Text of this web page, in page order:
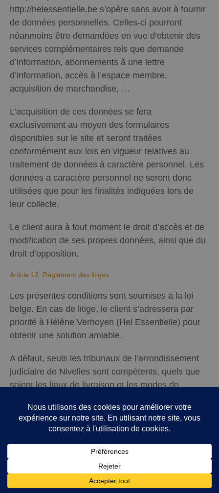
http://helessentielle.be s’opère sans avoir à fournir
de données personnelles. Celles-ci pourront
néanmoins être demandées en vue d’obtenir des
services complémentaires tels que demande
d’information, abonnements à une lettre
d’information, accès à l’espace membre,
acquisition de marchandise, …
L’acquisition de ces données se fera
exclusivement au moyen des formulaires
disponibles sur le site et seront traitées
conformément aux lois en vigueur relatives au
traitement de données à caractère personnel. Les
données à caractère personnel ne seront donc
utilisées que pour les finalités indiquées lors de
leur collecte.
Le client aura à tout moment le droit d’accès et de
modification de ses propres données, ainsi que du
droit d’opposition.
Article 12. Règlement des litiges
Les présentes conditions sont soumises à la loi
belge. En cas de litige, le client s’adressera par
priorité à Hélène Verhoyen (Hel Essentielle) pour
obtenir une solution amiable.
A défaut, seuls les tribunaux de l’arrondissement
judiciaire de Nivelles sont compétents, quels que
soient les lieux de livraison et les modes de
Laisser un commentaire
connectépour publier un